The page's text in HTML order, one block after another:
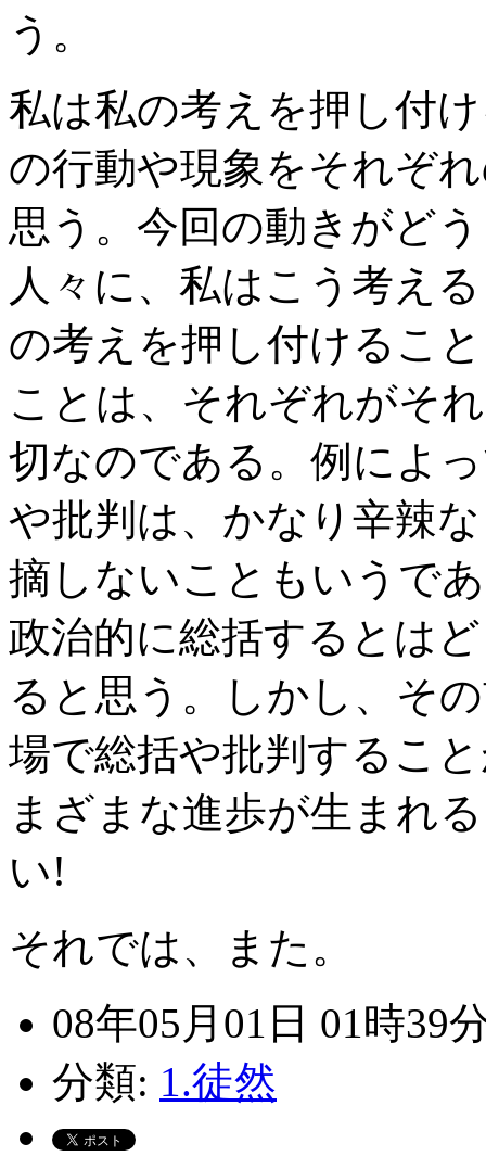
う。
私は私の考えを押し付
の行動や現象をそれぞ
思う。今回の動きがど
人々に、私はこう考え
の考えを押し付けるこ
ことは、それぞれがそ
切なのである。例によ
や批判は、かなり辛辣
摘しないこともいうで
政治的に総括するとは
ると思う。しかし、そ
場で総括や批判するこ
まざまな進歩が生まれ
い!
それでは、また。
08年05月01日 01時39
分類: 1.徒然